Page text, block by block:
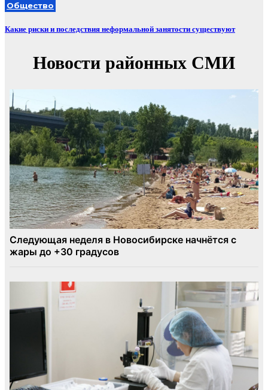
Общество
Какие риски и последствия неформальной занятости существуют